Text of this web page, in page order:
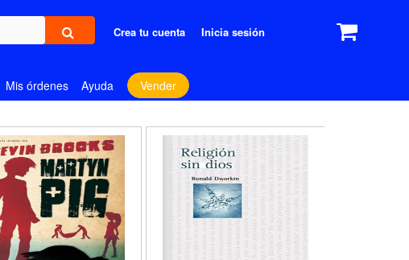
Crea tu cuenta Inicia sesión
Mis órdenes Ayuda Vender